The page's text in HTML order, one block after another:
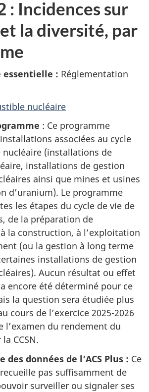
: Incidences sur
la diversité, par
essentielle : Réglementation
nucléaire
: Ce programme
associées au cycle
(installations de
installations de gestion
ainsi que mines et usines
d’uranium). Le programme
les étapes du cycle de vie de
de la préparation de
la construction, à l’exploitation
(ou la gestion à long terme
installations de gestion
Aucun résultat ou effet
encore été déterminé pour ce
la question sera étudiée plus
cours de l’exercice 2025-2026
l’examen du rendement du
CCSN.
des données de l’ACS Plus : Ce
pas suffisamment de
surveiller ou signaler ses